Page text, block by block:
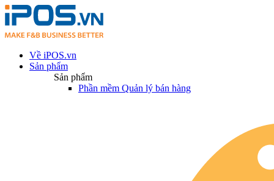
Về iPOS.vn
Sản phẩm
Sản phẩm
Phần mềm Quản lý bán hàng